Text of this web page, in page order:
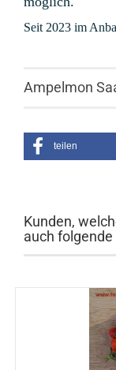
Seit 2023 im
Ampelmon
teilen
Kunden,
auch